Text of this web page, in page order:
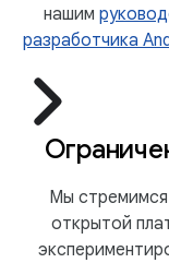
нашим
разработчика
Мы стремимся
открытой